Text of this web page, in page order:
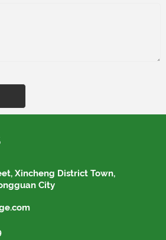
Xincheng District Town,
City